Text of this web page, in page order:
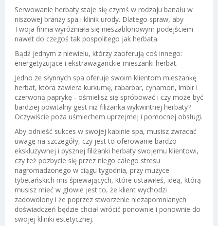
Serwowanie herbaty staje się czymś w rodzaju banału w
niszowej branży spa i klinik urody. Dlatego spraw, aby
Twoja firma wyróżniała się nieszablonowym podejściem
nawet do czegoś tak pospolitego jak herbata.
Bądź jednym z niewielu, którzy zaoferują coś innego:
energetyzujące i ekstrawaganckie mieszanki herbat.
Jedno ze słynnych spa oferuje swoim klientom mieszankę
herbat, która zawiera kurkumę, rabarbar, cynamon, imbir i
czerwoną paprykę - ośmielisz się spróbować i czy może być
bardziej powitalny gest niż filiżanka wykwintnej herbaty?
Oczywiście poza uśmiechem uprzejmej i pomocnej obsługi.
Aby odnieść sukces w swojej kabinie spa, musisz zwracać
uwagę na szczegóły, czy jest to oferowanie bardzo
ekskluzywnej i pysznej filiżanki herbaty swojemu klientowi,
czy też pozbycie się przez niego całego stresu
nagromadzonego w ciągu tygodnia, przy muzyce
tybetańskich mis śpiewających, które ustawiłeś, ideą, którą
musisz mieć w głowie jest to, że klient wychodzi
zadowolony i że poprzez stworzenie niezapomnianych
doświadczeń będzie chciał wrócić ponownie i ponownie do
swojej kliniki estetycznej.